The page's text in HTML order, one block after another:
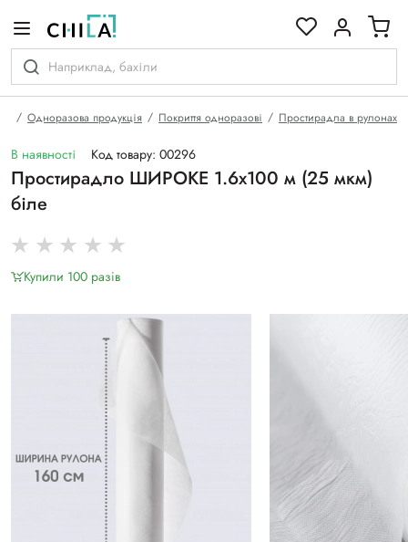
Одноразова продукція Покриття одноразові Простирадла в рулонах
В наявності Код товару: 00296
Простирадло ШИРОКЕ 1.6х100 м (25 мкм)
біле
Купили 100 разiв
гамі